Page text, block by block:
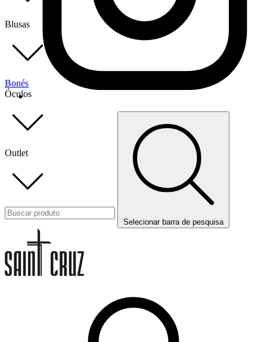
Blusas
Bonés
Óculos
Outlet
Selecionar barra de pesquisa